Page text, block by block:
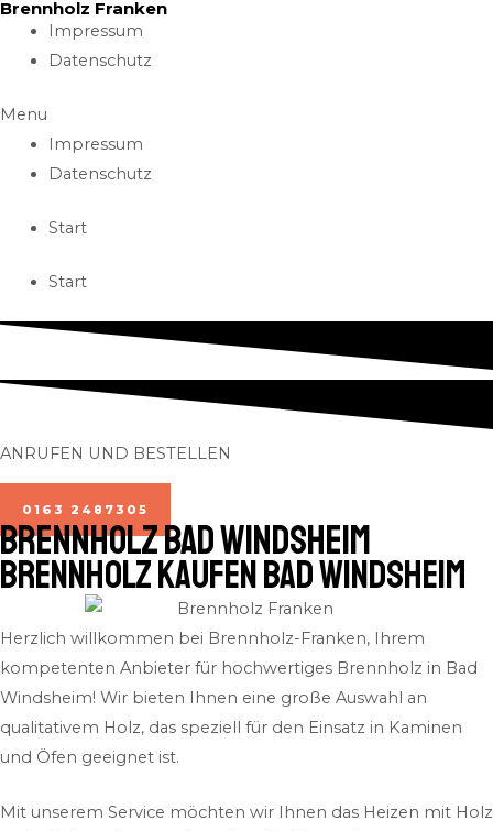
Skip
content
Brennholz Franken
Impressum
Datenschutz
Menu
Impressum
Datenschutz
Start
Start
ANRUFEN UND BESTELLEN
0163 2487305
BRENNHOLZ Bad Windsheim
Brennholz kaufen Bad Windsheim
Herzlich willkommen bei Brennholz-Franken, Ihrem
kompetenten Anbieter für hochwertiges Brennholz in Bad
Windsheim! Wir bieten Ihnen eine große Auswahl an
qualitativem Holz, das speziell für den Einsatz in Kaminen
und Öfen geeignet ist.
Mit unserem Service möchten wir Ihnen das Heizen mit Holz